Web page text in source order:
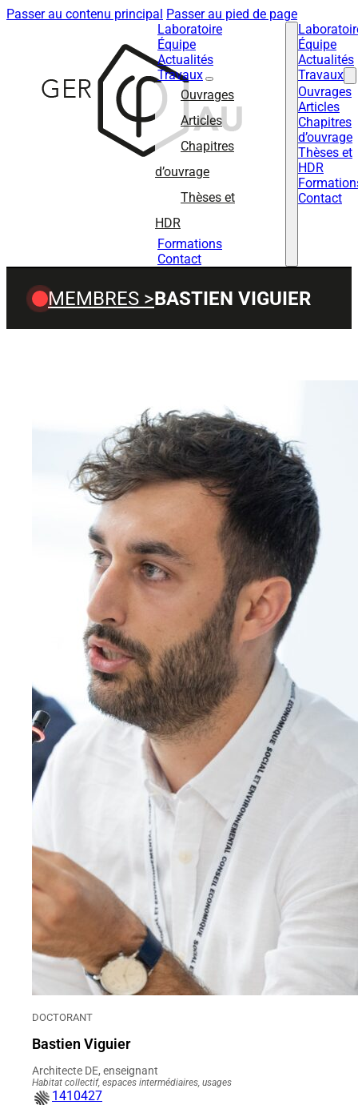
Passer au contenu principal Passer au pied de page
Laboratoire
Équipe
Actualités
Travaux
Ouvrages
Articles
Chapitres
d’ouvrage
Thèses et
HDR
Formations
Contact
Équipe
Actualités
Travaux
Ouvrages
Articles
Chapitres
d’ouvrage
Thèses et
HDR
Contact
MEMBRES >BASTIEN VIGUIER
DOCTORANT
Bastien Viguier
Architecte DE, enseignant
Habitat collectif, espaces intermédiaires, usages
1410427